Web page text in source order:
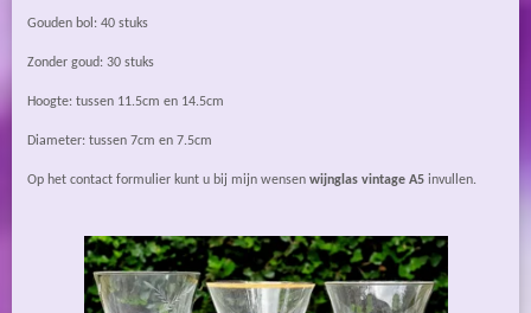
Gouden bol: 40 stuks
Zonder goud: 30 stuks
Hoogte: tussen 11.5cm en 14.5cm
Diameter: tussen 7cm en 7.5cm
Op het contact formulier kunt u bij mijn wensen wijnglas vintage A5 invullen.